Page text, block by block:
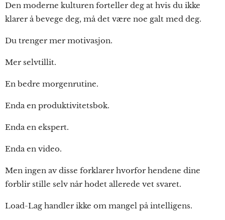
Den moderne kulturen forteller deg at hvis du ikke
klarer å bevege deg, må det være noe galt med deg.
Du trenger mer motivasjon.
Mer selvtillit.
En bedre morgenrutine.
Enda en produktivitetsbok.
Enda en ekspert.
Enda en video.
Men ingen av disse forklarer hvorfor hendene dine
forblir stille selv når hodet allerede vet svaret.
Load-Lag handler ikke om mangel på intelligens.